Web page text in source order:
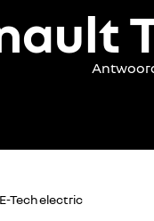
Tech electric